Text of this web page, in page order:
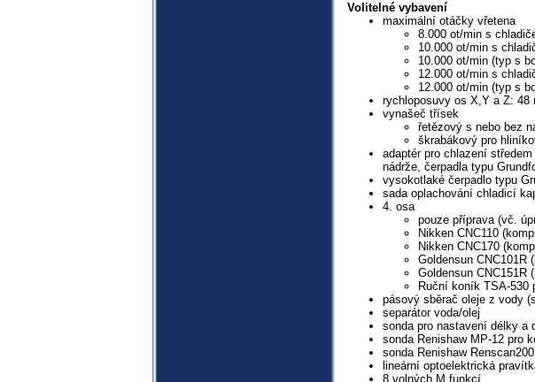
Volitelné vybavení
maximální otáčky vřetena
8.000 ot/min s
10.000 ot/min s
10.000 ot/min (typ s
12.000 ot/min s
12.000 ot/min (typ s
rychloposuvy os X,Y a Z: 48
vynašeč třísek
řetězový s nebo bez
škrabákový pro
adaptér pro chlazení
nádrže, čerpadla typu
vysokotlaké čerpadlo typu
sada oplachování chladicí
4. osa
pouze příprava (vč.
Nikken CNC110
Nikken CNC170
Goldensun CNC101R
Goldensun CNC151R
Ruční koník TSA-530
pásový sběrač oleje z vody
separátor voda/olej
sonda pro nastavení délky a
sonda Renishaw MP-12 pro
sonda Renishaw
lineární optoelektrická
8 volných M funkcí